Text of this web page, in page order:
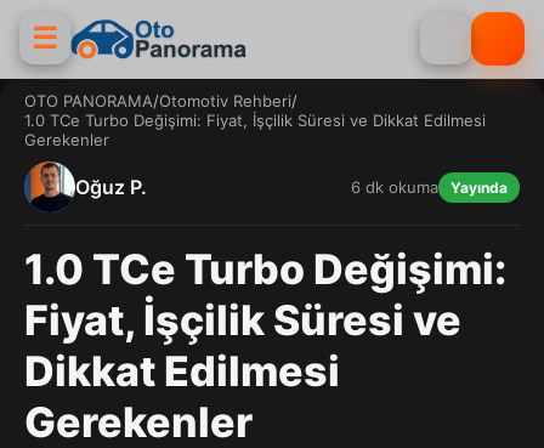
☰
OTO PANORAMA/Otomotiv Rehberi/
1.0 TCe Turbo Değişimi: Fiyat, İşçilik Süresi ve Dikkat Edilmesi
Gerekenler
Oğuz P. 6 dk okuma Yayında
1.0 TCe Turbo Değişimi:
Fiyat, İşçilik Süresi ve
Dikkat Edilmesi
Gerekenler